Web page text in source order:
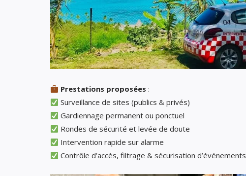
Prestations proposées :
Surveillance de sites (publics & privés)
Gardiennage permanent ou ponctuel
Rondes de sécurité et levée de doute
Intervention rapide sur alarme
Contrôle d’accès, filtrage & sécurisation d’événements